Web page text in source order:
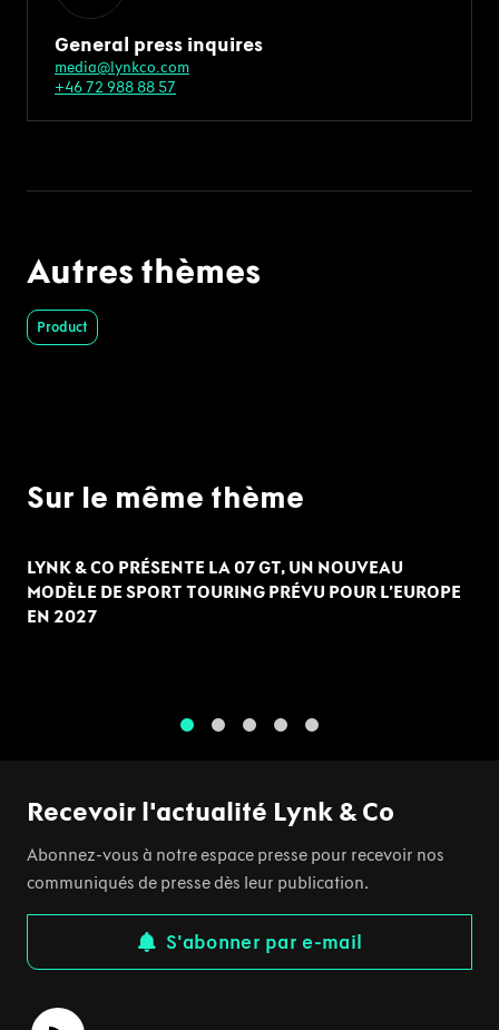
General press inquires
media@lynkco.com
+46 72 988 88 57
Autres thèmes
Product
Sur le même thème
LYNK & CO PRÉSENTE LA 07 GT, UN NOUVEAU
MODÈLE DE SPORT TOURING PRÉVU POUR L’EUROPE
EN 2027
Recevoir l'actualité Lynk & Co
Abonnez-vous à notre espace presse pour recevoir nos
communiqués de presse dès leur publication.
S'abonner par e-mail